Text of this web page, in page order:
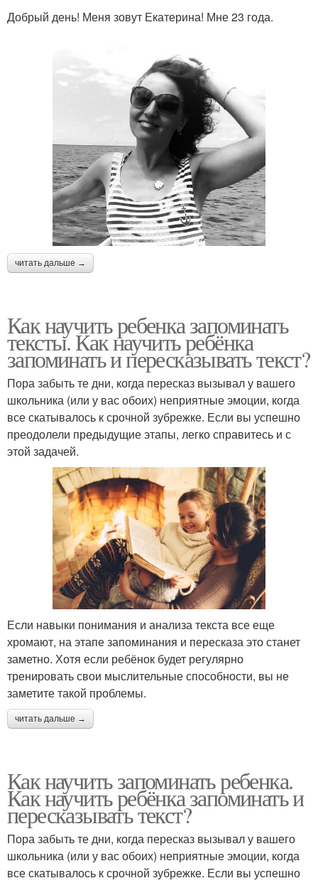
Добрый день! Меня зовут Екатерина! Мне 23 года.
читать дальше →
Как научить ребенка запоминать
тексты. Как научить ребёнка
запоминать и пересказывать текст?
Пора забыть те дни, когда пересказ вызывал у вашего
школьника (или у вас обоих) неприятные эмоции, когда
все скатывалось к срочной зубрежке. Если вы успешно
преодолели предыдущие этапы, легко справитесь и с
этой задачей.
Если навыки понимания и анализа текста все еще
хромают, на этапе запоминания и пересказа это станет
заметно. Хотя если ребёнок будет регулярно
тренировать свои мыслительные способности, вы не
заметите такой проблемы.
читать дальше →
Как научить запоминать ребенка.
Как научить ребёнка запоминать и
пересказывать текст?
Пора забыть те дни, когда пересказ вызывал у вашего
школьника (или у вас обоих) неприятные эмоции, когда
все скатывалось к срочной зубрежке. Если вы успешно